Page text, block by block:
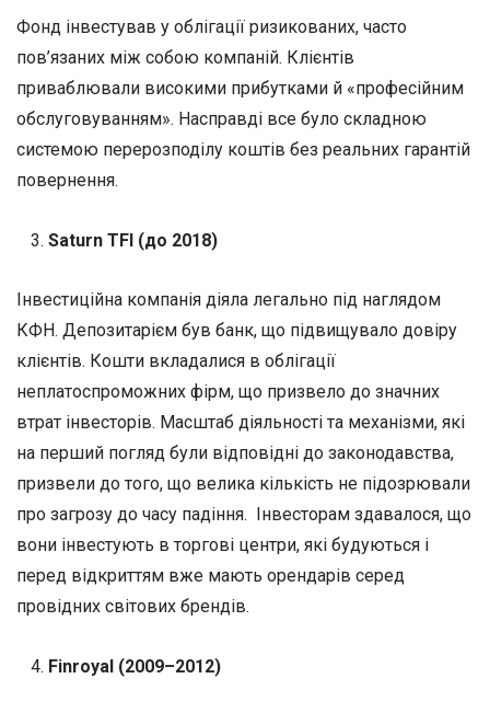
Фонд інвестував у облігації ризикованих, часто
пов’язаних між собою компаній. Клієнтів
приваблювали високими прибутками й «професійним
обслуговуванням». Насправді все було складною
системою перерозподілу коштів без реальних гарантій
повернення.
Saturn TFI (до 2018)
Інвестиційна компанія діяла легально під наглядом
КФН. Депозитарієм був банк, що підвищувало довіру
клієнтів. Кошти вкладалися в облігації
неплатоспроможних фірм, що призвело до значних
втрат інвесторів. Масштаб діяльності та механізми, які
на перший погляд були відповідні до законодавства,
призвели до того, що велика кількість не підозрювали
про загрозу до часу падіння. Інвесторам здавалося, що
вони інвестують в торгові центри, які будуються і
перед відкриттям вже мають орендарів серед
провідних світових брендів.
Finroyal (2009–2012)